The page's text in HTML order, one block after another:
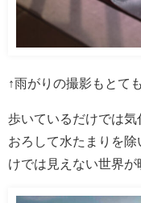
↑雨がりの撮影もとて
歩いているだけでは
おろして水たまりを
けでは見えない世界が